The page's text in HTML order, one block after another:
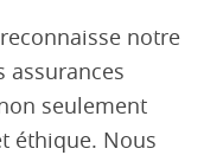
notre
assurances
seulement
éthique. Nous